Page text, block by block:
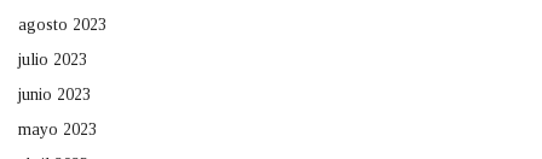
agosto 2023
julio 2023
junio 2023
mayo 2023